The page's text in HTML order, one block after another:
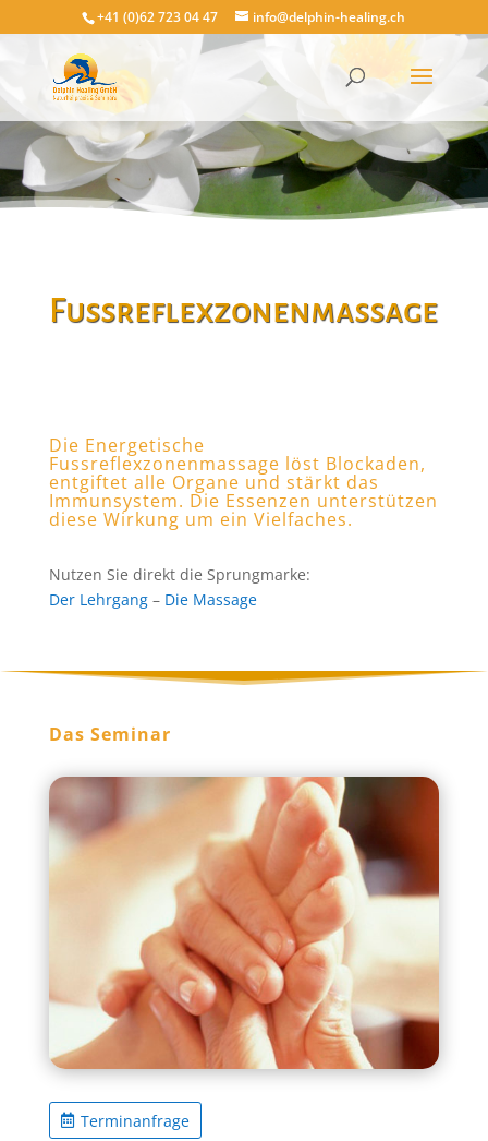
+41 (0)62 723 04 47 info@delphin-healing.ch
Fussreflexzonenmassage
Die Energetische
Fussreflexzonenmassage löst Blockaden,
entgiftet alle Organe und stärkt das
Immunsystem. Die Essenzen unterstützen
diese Wirkung um ein Vielfaches.
Nutzen Sie direkt die Sprungmarke:
Der Lehrgang– Die Massage
Das Seminar
Terminanfrage